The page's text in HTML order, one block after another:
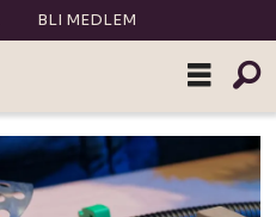
BLI MEDLEM